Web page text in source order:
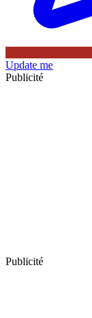
Update me
Publicité
Publicité